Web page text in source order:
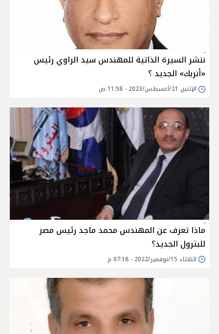
ننشر السيرة الذاتية للمهندس سيد الراوي رئيس
«أنربك» الجديد ؟
الإثنين 21/أغسطس/2023 - 11:58 ص
ماذا تعرف عن المهندس محمد ماجد رئيس مصر
للبترول الجديد؟
الثلاثاء 15/نوفمبر/2022 - 07:18 م